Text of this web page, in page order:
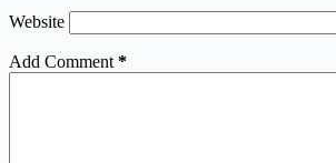
Website
Add Comment *